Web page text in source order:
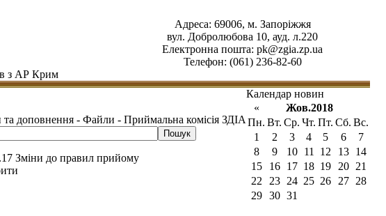
Адреса: 69006, м. Запоріжжя
вул. Добролюбова 10, ауд. л.220
Електронна пошта: pk@zgia.zp.ua
Телефон: (061) 236-82-60
з АР Крим
та доповнення - Файли - Приймальна комісія ЗДІА
Зміни до правил прийому
Календар новин
«
Жов.2018
Пн. Вт. Ср. Чт. Пт. Сб. Вс.
1
2 3 4 5 6
7
8
9 10 11 12 13
14
15
16 17 18 19 20
21
22
23 24 25 26 27
28
29
30 31